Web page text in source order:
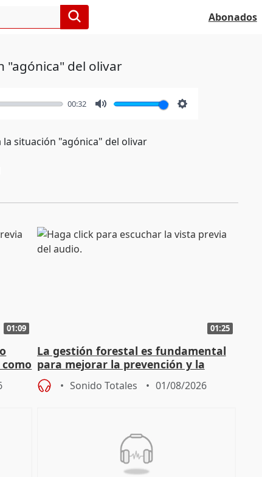
Abonados
"agónica" del olivar
00:32
situación "agónica" del olivar
01:09 01:25
La gestión forestal es fundamental
para mejorar la prevención y la
actuación frente a incendios
Sonido Totales 01/08/2026